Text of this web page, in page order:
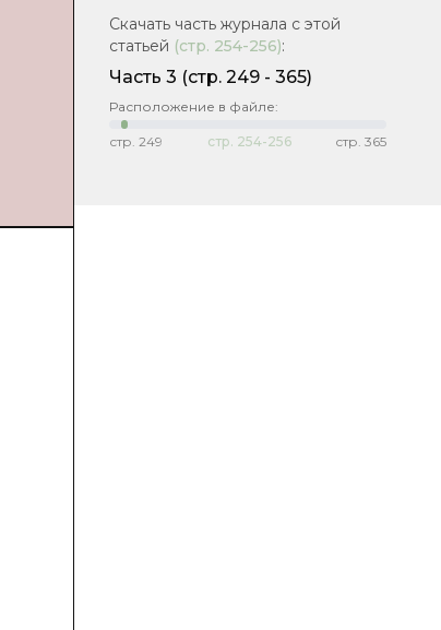
Скачать часть журнала с этой
статьей (стр. 254-256):
Часть 3 (cтр. 249 - 365)
Расположение в файле:
стр. 249 стр. 254-256 стр. 365